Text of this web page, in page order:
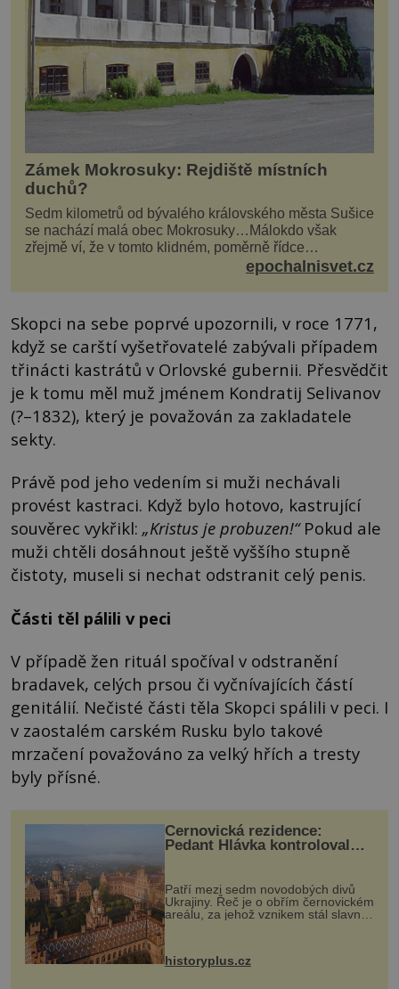
Zámek Mokrosuky: Rejdiště místních
duchů?
Sedm kilometrů od bývalého královského města Sušice
se nachází malá obec Mokrosuky…Málokdo však
zřejmě ví, že v tomto klidném, poměrně řídce
navštěvovaném koutu vesnické Šumavy se nachází
epochalnisvet.cz
Skopci na sebe poprvé upozornili, v roce 1771,
když se carští vyšetřovatelé zabývali případem
třinácti kastrátů v Orlovské gubernii. Přesvědčit
je k tomu měl muž jménem Kondratij Selivanov
(?–1832), který je považován za zakladatele
sekty.
Právě pod jeho vedením si muži nechávali
provést kastraci. Když bylo hotovo, kastrující
souvěrec vykřikl: „Kristus je probuzen!“ Pokud ale
muži chtěli dosáhnout ještě vyššího stupně
čistoty, museli si nechat odstranit celý penis.
Části těl pálili v peci
V případě žen rituál spočíval v odstranění
bradavek, celých prsou či vyčnívajících částí
genitálií. Nečisté části těla Skopci spálili v peci. I
v zaostalém carském Rusku bylo takové
mrzačení považováno za velký hřích a tresty
byly přísné.
Černovická rezidence:
Pedant Hlávka kontroloval
Patří mezi sedm novodobých divů
Ukrajiny. Řeč je o obřím černovickém
areálu, za jehož vznikem stál slavný
český architekt Josef Hlávka. Ten si
na něm dal mimořádně záležet. Jeho
historyplus.cz